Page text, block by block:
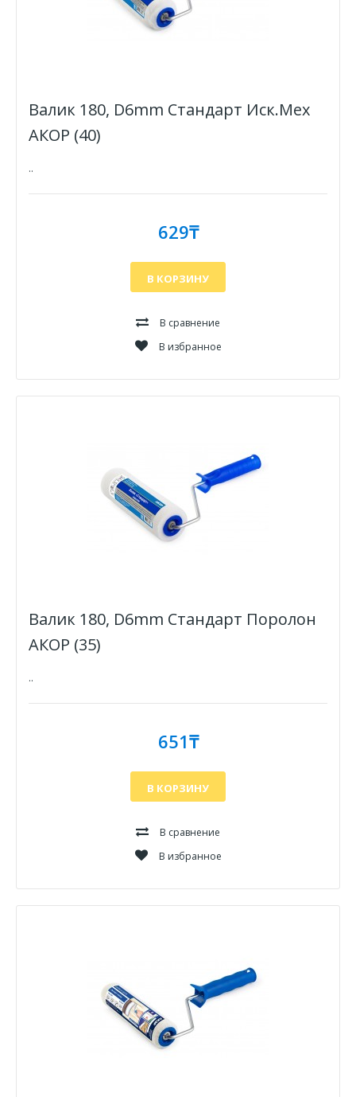
Валик 180, D6mm Стандарт Иск.Мех
АКОР (40)
..
629₸
В КОРЗИНУ
В сравнение
В избранное
Валик 180, D6mm Стандарт Поролон
АКОР (35)
..
651₸
В КОРЗИНУ
В сравнение
В избранное